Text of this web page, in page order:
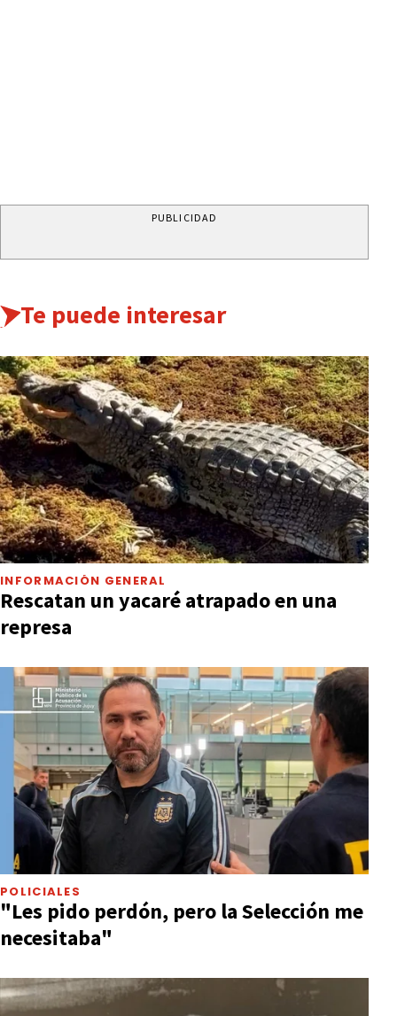
PUBLICIDAD
Te puede interesar
INFORMACIÓN GENERAL
Rescatan un yacaré atrapado en una
represa
POLICIALES
"Les pido perdón, pero la Selección me
necesitaba"